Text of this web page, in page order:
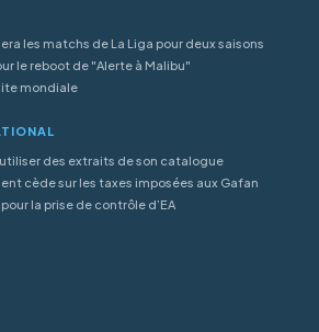
les matchs de La Liga pour deux saisons
le reboot de "Alerte à Malibu"
mondiale
utiliser des extraits de son catalogue
cède sur les taxes imposées aux Gafan
la prise de contrôle d’EA